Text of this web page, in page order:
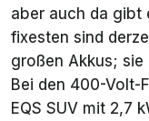
aber auch da gibt
fixesten sind
großen Akkus;
Bei den 400-Volt-
EQS SUV mit 2,7